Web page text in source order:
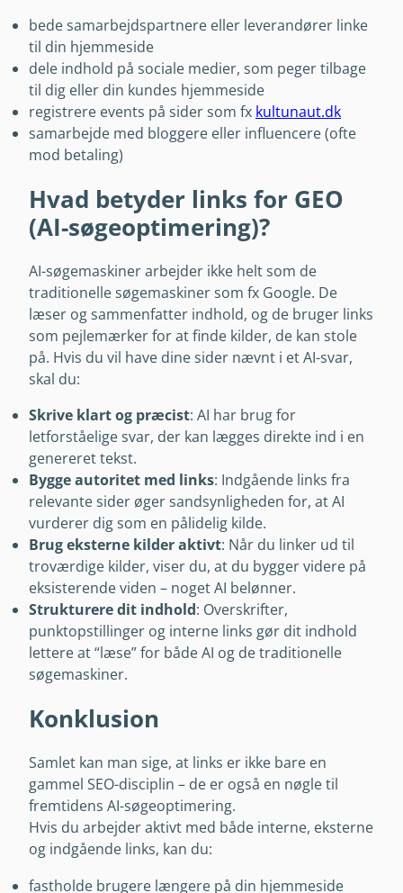
bede samarbejdspartnere eller leverandører linke
til din hjemmeside
dele indhold på sociale medier, som peger tilbage
til dig eller din kundes hjemmeside
registrere events på sider som fx kultunaut.dk
samarbejde med bloggere eller influencere (ofte
mod betaling)
Hvad betyder links for GEO
(AI-søgeoptimering)?
AI-søgemaskiner arbejder ikke helt som de
traditionelle søgemaskiner som fx Google. De
læser og sammenfatter indhold, og de bruger links
som pejlemærker for at finde kilder, de kan stole
på. Hvis du vil have dine sider nævnt i et AI-svar,
skal du:
Skrive klart og præcist: AI har brug for
letforståelige svar, der kan lægges direkte ind i en
genereret tekst.
Bygge autoritet med links: Indgående links fra
relevante sider øger sandsynligheden for, at AI
vurderer dig som en pålidelig kilde.
Brug eksterne kilder aktivt: Når du linker ud til
troværdige kilder, viser du, at du bygger videre på
eksisterende viden – noget AI belønner.
Strukturere dit indhold: Overskrifter,
punktopstillinger og interne links gør dit indhold
lettere at “læse” for både AI og de traditionelle
søgemaskiner.
Konklusion
Samlet kan man sige, at links er ikke bare en
gammel SEO-disciplin – de er også en nøgle til
fremtidens AI-søgeoptimering.
Hvis du arbejder aktivt med både interne, eksterne
og indgående links, kan du:
fastholde brugere længere på din hjemmeside